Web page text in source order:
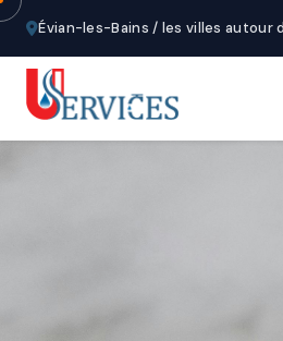
Évian-les-Bains / les villes autour